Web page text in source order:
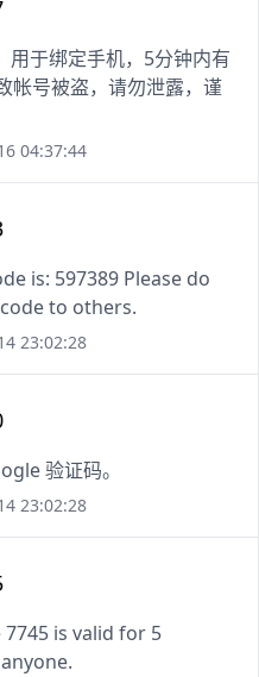
用于绑定手机，5分钟内有
帐号被盗，请勿泄露，谨
04:37:44
is: 597389 Please do
to others.
23:02:28
验证码。
23:02:28
is valid for 5